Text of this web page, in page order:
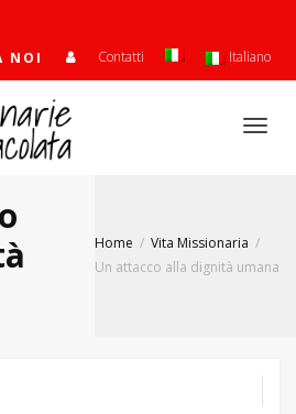
NOI Contatti Italiano
Home
Vita Missionaria
Un attacco alla dignità umana